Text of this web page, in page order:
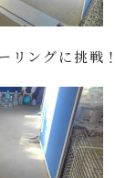
リングに挑戦！